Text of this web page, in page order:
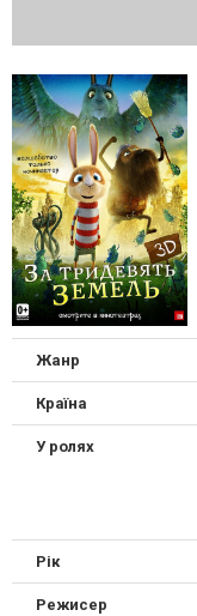
Жанр
Країна
У ролях
Рік
Режисер